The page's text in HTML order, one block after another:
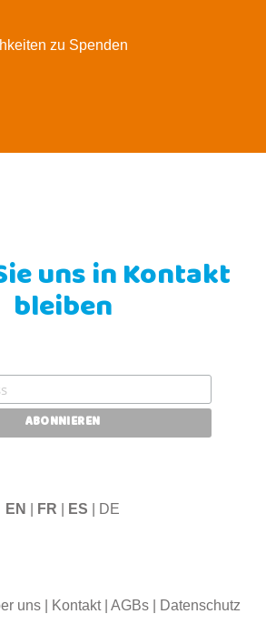
zu Spenden
uns in Kontakt
bleiben
EN FR ES | DE
uns| Kontakt| AGBs| Datenschutz